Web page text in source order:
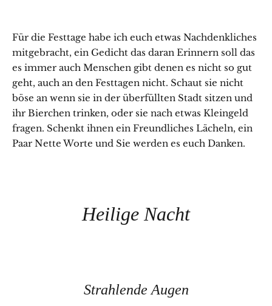
Für die Festtage habe ich euch etwas Nachdenkliches
mitgebracht, ein Gedicht das daran Erinnern soll das
es immer auch Menschen gibt denen es nicht so gut
geht, auch an den Festtagen nicht. Schaut sie nicht
böse an wenn sie in der überfüllten Stadt sitzen und
ihr Bierchen trinken, oder sie nach etwas Kleingeld
fragen. Schenkt ihnen ein Freundliches Lächeln, ein
Paar Nette Worte und Sie werden es euch Danken.
Heilige Nacht
Strahlende Augen